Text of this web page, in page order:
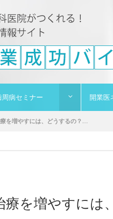
周病セミナー 開業医
を増やすには、どうするの？...
療を増やすには